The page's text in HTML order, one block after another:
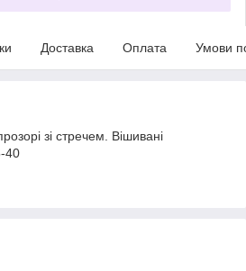
Доставка Оплата Умови
зі стречем. Вішивані
40